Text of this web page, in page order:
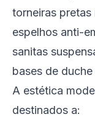
torneiras pretas
espelhos anti-
sanitas
bases de
A estética
destinados a: